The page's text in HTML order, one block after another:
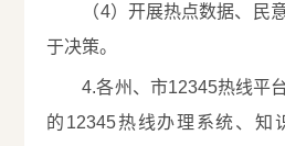
（4）开展热点数据、民
于决策。
4.各州、市12345热线平
的12345热线办理系统、知